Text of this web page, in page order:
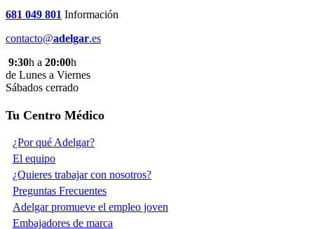
681 049 801 Información
contacto@adelgar.es
9:30h a 20:00h
de Lunes a Viernes
Sábados cerrado
Tu Centro Médico
¿Por qué Adelgar?
El equipo
¿Quieres trabajar con nosotros?
Preguntas Frecuentes
Adelgar promueve el empleo joven
Embajadores de marca